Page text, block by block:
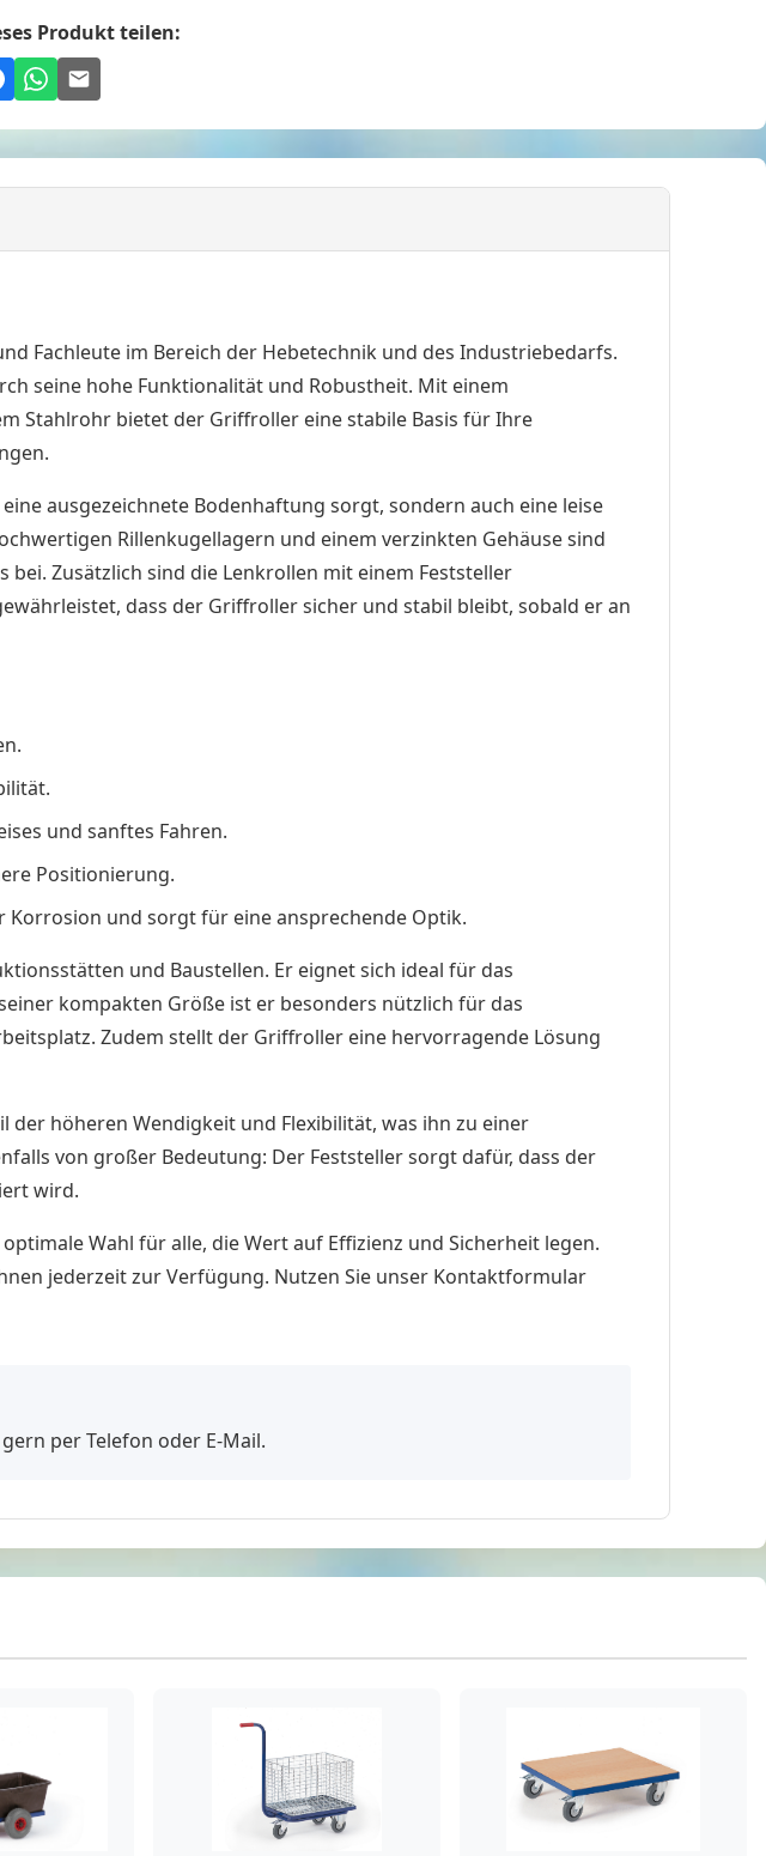
Produkt teilen:
Fachleute im Bereich der Hebetechnik und des Industriebedarfs.
seine hohe Funktionalität und Robustheit. Mit einem
Stahlrohr bietet der Griffroller eine stabile Basis für Ihre
ausgezeichnete Bodenhaftung sorgt, sondern auch eine leise
Rillenkugellagern und einem verzinkten Gehäuse sind
Zusätzlich sind die Lenkrollen mit einem Feststeller
dass der Griffroller sicher und stabil bleibt, sobald er an
und sanftes Fahren.
Positionierung.
Korrosion und sorgt für eine ansprechende Optik.
und Baustellen. Er eignet sich ideal für das
kompakten Größe ist er besonders nützlich für das
Zudem stellt der Griffroller eine hervorragende Lösung
höheren Wendigkeit und Flexibilität, was ihn zu einer
von großer Bedeutung: Der Feststeller sorgt dafür, dass der
wird.
Wahl für alle, die Wert auf Effizienz und Sicherheit legen.
jederzeit zur Verfügung. Nutzen Sie unser Kontaktformular
per Telefon oder E-Mail.